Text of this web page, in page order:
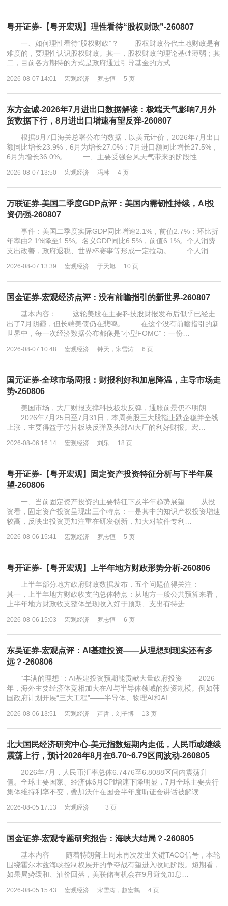
粤开证券-【粤开宏观】理性看待“股权财政”-260807
一、如何理性看待“股权财政”？ 股权财政替代土地财政是有
难度的，要理性认识股权财政。其一，股权财政的理论基础薄弱；其
二，目前各方期待的方式是政府通过引导基金的方式…
2026-08-07 14:01 宏观经济 罗志恒 5 页
东方金诚-2026年7月进出口数据解读：极端天气影响7月外
贸数据下行，8月进出口增速有望反弹-260807
根据8月7日海关总署公布的数据，以美元计价，2026年7月出口
额同比增长23.9%，6月为增长27.0%；7月进口额同比增长27.5%，
6月为增长36.0%。 一、主要受强台风天气带来的阶段性…
2026-08-07 13:50 宏观经济 冯琳 4 页
万联证券-美国二季度GDP点评：美国内需韧性持续，AI投
资仍强-260807
事件：美国二季度实际GDP同比增速2.1%，前值2.7%；环比折
年率由2.1%降至1.5%。名义GDP同比6.5%，前值6.1%。个人消费
支出改善，政府退税、世界杯赛事等形成一定拉动。 个人消…
2026-08-07 13:39 宏观经济 于天旭 10 页
国金证券-宏观经济点评：没有前瞻指引的新世界-260807
基本内容： 这轮美股在主要科技股财报发布后似乎已经走
出了7月阴霾，但长端美债仍在悲鸣。 在这个没有前瞻指引的新
世界中，每一次经济数据公布都像是“小型FOMC”：一份…
2026-08-07 10:48 宏观经济 钟天，宋雪涛 6 页
国元证券-全球市场周报：财报利好和加息降温，主导市场走
势-260806
美国市场，大厂财报支撑科技板块反弹，通胀前景仍不明朗
2026年7月25日至7月31日，本周美股三大股指止跌企稳并全线
上涨，主要得益于芯片板块反弹及头部AI大厂的利好财报。宏…
2026-08-06 16:14 宏观经济 刘乐 18 页
粤开证券-【粤开宏观】固定资产投资特征分析与下半年展
望-260806
一、当前固定资产投资的主要特征下及半年趋势展望 从投
资看，固定资产投资呈现出三个特点：一是其中的知识产权投资增速
较高，反映出投资更加注重在研发创新，加大对软件专利…
2026-08-06 15:41 宏观经济 罗志恒 5 页
粤开证券-【粤开宏观】上半年地方财政形势分析-260806
上半年部分地方政府财政数据发布，五个问题值得关注：
其一，上半年地方财政收支的总体特点：从地方一般公共预算来看，
上半年地方财政收支整体呈现收入好于预期、支出有待进…
2026-08-06 15:03 宏观经济 罗志恒 6 页
东吴证券-宏观点评：AI基建投资——从理想到现实还有多
远？-260806
“丰满的理想”：AI基建投资预期能贡献大量政府投资 2026
年，海外主要经济体竞相加大在AI与半导体领域的投资规模。例如韩
国政府计划开展“三大工程”——半导体、物理AI和AI…
2026-08-06 13:51 宏观经济 芦哲，刘子博 13 页
北大国民经济研究中心-美元指数短期内走低，人民币或继续
震荡上行，预计2026年8月在6.70~6.79区间波动-260805
2026年7月，人民币汇率总体6.7476至6.8088区间内震荡升
值。全球主要国家、经济体6月CPI增速下降明显，7月全球主要央行
集体维持利率不变，叠加沃什在国会半年度听证会讲话被解读…
2026-08-05 17:13 宏观经济 3 页
国金证券-宏观专题研究报告：海峡大结局？-260805
基本内容 随着特朗普上周末再次发出关键TACO信号，本轮
围绕霍尔木兹海峡控制权展开的争夺战有望进入收尾阶段。短期看，
如果局势缓和、油价回落，美联储有机会在9月避免加息…
2026-08-05 15:43 宏观经济 宋雪涛，赵宏鹤 4 页